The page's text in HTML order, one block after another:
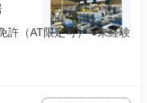
許（AT限定可） ●未経験